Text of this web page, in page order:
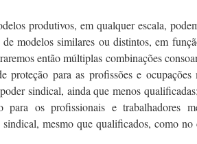
produtivos, em qualquer escala,
modelos similares ou distintos, em
então múltiplas combinações
para as profissões e ocupações
sindical, ainda que menos
para os profissionais e trabalhadores
mesmo que qualificados, como no